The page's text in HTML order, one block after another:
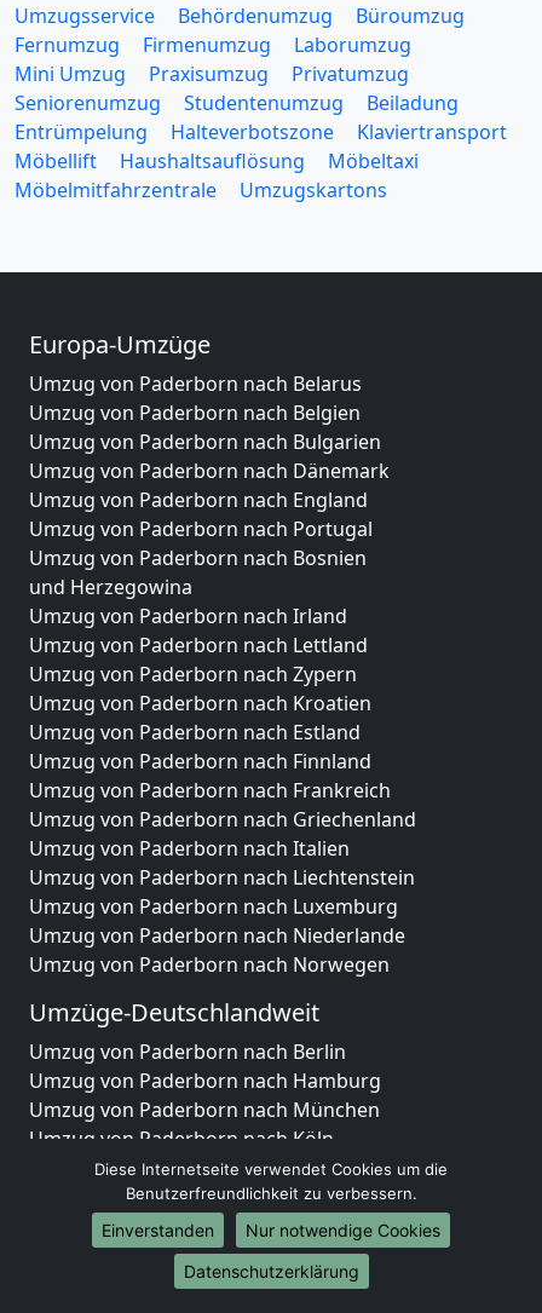
Umzugsservice Behördenumzug
Büroumzug
Fernumzug
Firmenumzug
Laborumzug
Mini Umzug
Praxisumzug
Privatumzug
Seniorenumzug
Studentenumzug
Beiladung
Entrümpelung
Halteverbotszone
Klaviertransport
Möbellift
Haushaltsauflösung
Möbeltaxi
Möbelmitfahrzentrale
Umzugskartons
Europa-Umzüge
Umzug von Paderborn nach Belarus
Umzug von Paderborn nach Belgien
Umzug von Paderborn nach Bulgarien
Umzug von Paderborn nach Dänemark
Umzug von Paderborn nach England
Umzug von Paderborn nach Portugal
Umzug von Paderborn nach Bosnien
und Herzegowina
Umzug von Paderborn nach Irland
Umzug von Paderborn nach Lettland
Umzug von Paderborn nach Zypern
Umzug von Paderborn nach Kroatien
Umzug von Paderborn nach Estland
Umzug von Paderborn nach Finnland
Umzug von Paderborn nach Frankreich
Umzug von Paderborn nach Griechenland
Umzug von Paderborn nach Italien
Umzug von Paderborn nach Liechtenstein
Umzug von Paderborn nach Luxemburg
Umzug von Paderborn nach Niederlande
Umzug von Paderborn nach Norwegen
Umzüge-Deutschlandweit
Umzug von Paderborn nach Berlin
Umzug von Paderborn nach Hamburg
Umzug von Paderborn nach München
Umzug von Paderborn nach Köln
Umzug von Paderborn nach Frankfurt am Main
Umzug von Paderborn nach Stuttgart
Umzug von Paderborn nach Düsseldorf
Umzug von Paderborn nach Leipzig
Umzug von Paderborn nach Dortmund
Diese Internetseite verwendet Cookies um die
Benutzerfreundlichkeit zu verbessern.
Einverstanden
Nur notwendige Cookies
Datenschutzerklärung